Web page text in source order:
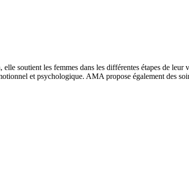
soutient les femmes dans les différentes étapes de leur
et psychologique. AMA propose également des